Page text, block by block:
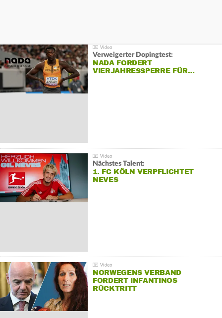
Verweigerter Dopingtest:
NADA FORDERT
VIERJAHRESSPERRE FÜR…
Nächstes Talent:
1. FC KÖLN VERPFLICHTET
NEVES
NORWEGENS VERBAND
FORDERT INFANTINOS
RÜCKTRITT